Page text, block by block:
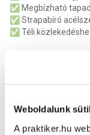
Weboldalunk
A praktiker.hu
✅ Megbízható
✅ Strapabíró
✅ Téli
stabil tapadást